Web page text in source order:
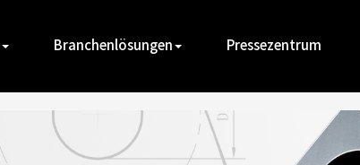
Branchenlösungen Pressezentrum